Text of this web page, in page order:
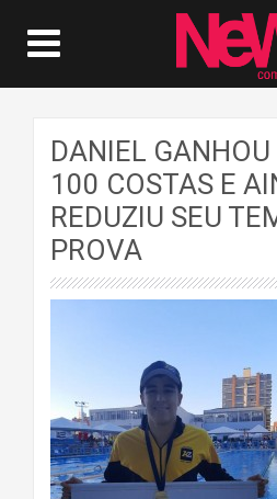
DANIEL
100 COSTAS E
REDUZIU SEU
PROVA